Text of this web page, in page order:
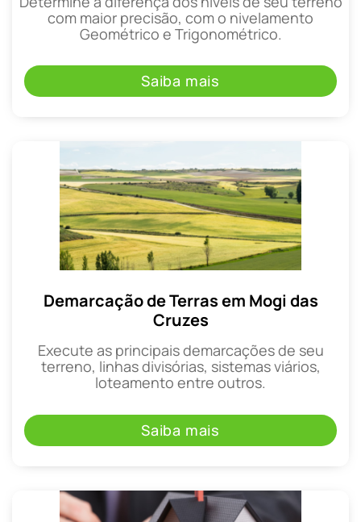
com maior precisão, com o nivelamento
Geométrico e Trigonométrico.
Saiba mais
Demarcação de Terras em Mogi das
Cruzes
Execute as principais demarcações de seu
terreno, linhas divisórias, sistemas viários,
loteamento entre outros.
Saiba mais